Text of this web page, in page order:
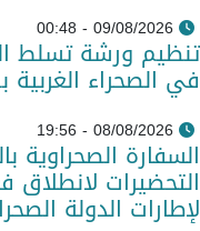
09/08/2026 - 00:48
تنظيم ورشة تسلط
في الصحراء الغربية
08/08/2026 - 19:56
السفارة الصحراوية
التحضيرات لانطلاق
لإطارات الدولة